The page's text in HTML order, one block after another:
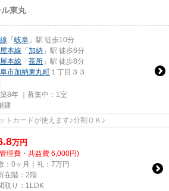
ル東丸
「 岐阜 」駅 徒歩10分
本線 「 加納 」駅 徒歩6分
本線 「 茶所 」駅 徒歩8分
市加納東丸町 １丁目３３
8年 ｜募集中： 1室
建
トカードが使えます♪分割ＯＫ♪
万円
理費・共益費 6,000円)
：0ヶ月｜礼：7万円
在階：2階
取り：1LDK